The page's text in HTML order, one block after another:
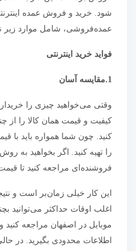
شود. خرید و فروش عمده
عمده‌فروشی، شامل موارد زیر
فواید خرید اینترنتی
1.مقایسه آسان
وقتی می‌خواهید چیزی را
کیفیت و قیمت همان کالا را از
کنید. چون شما همواره باید با
را تهیه کنید. اگر بخواهید به
فروشنده‌ای مراجعه کنید تا
این کار خیلی زمان‌بر است و
اغلب اوقات حداکثر می‌توانید
موبایل در اصفهان مراجعه
اطلاعات محدودی بگیرید. در